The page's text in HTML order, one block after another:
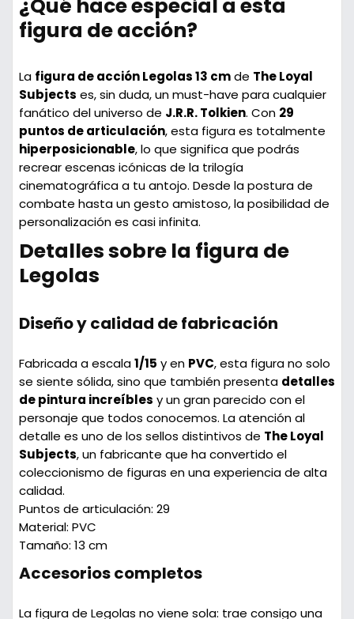
¿Qué hace especial a esta
figura de acción?
La figura de acción Legolas 13 cmde The Loyal
Subjects es, sin duda, un must-have para cualquier
fanático del universo de J.R.R. Tolkien. Con 29
puntos de articulación, esta figura es totalmente
hiperposicionable, lo que significa que podrás
recrear escenas icónicas de la trilogía
cinematográfica a tu antojo. Desde la postura de
combate hasta un gesto amistoso, la posibilidad de
personalización es casi infinita.
Detalles sobre la figura de
Legolas
Diseño y calidad de fabricación
Fabricada a escala1/15 y en PVC, esta figura no solo
se siente sólida, sino que también presenta detalles
de pintura increíbles y un gran parecido con el
personaje que todos conocemos. La atención al
detalle es uno de los sellos distintivos de The Loyal
Subjects, un fabricante que ha convertido el
coleccionismo de figuras en una experiencia de alta
calidad.
Puntos de articulación: 29
Material: PVC
Tamaño: 13 cm
Accesorios completos
La figura de Legolas no viene sola: trae consigo una